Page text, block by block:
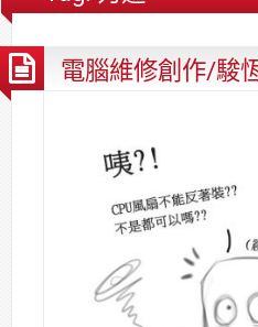
電腦維修創作/駿